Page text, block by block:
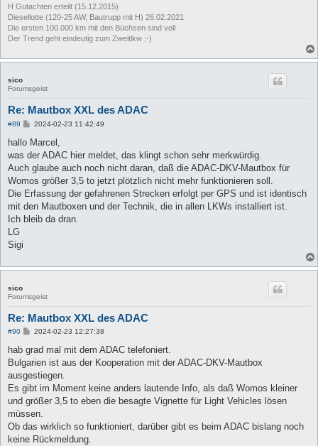
H Gutachten erteilt (15.12.2015)
Diesellotte (120-25 AW, Bautrupp mit H) 26.02.2021
Die ersten 100.000 km mit den Büchsen sind voll
Der Trend geht eindeutig zum Zweitlkw ;-)
sico
Forumsgeist
Re: Mautbox XXL des ADAC
#89
B
i
r
a
g
2024-02-23 11:42:49
hallo Marcel,
was der ADAC hier meldet, das klingt schon sehr merkwürdig.
Auch glaube auch noch nicht daran, daß die ADAC-DKV-Mautbox für
Womos größer 3,5 to jetzt plötzlich nicht mehr funktionieren soll.
Die Erfassung der gefahrenen Strecken erfolgt per GPS und ist identisch
mit den Mautboxen und der Technik, die in allen LKWs installiert ist.
Ich bleib da dran.
LG
Sigi
sico
Forumsgeist
Re: Mautbox XXL des ADAC
#90
B
i
r
a
2024-02-23 12:27:38
hab grad mal mit dem ADAC telefoniert.
Bulgarien ist aus der Kooperation mit der ADAC-DKV-Mautbox
ausgestiegen.
Es gibt im Moment keine anders lautende Info, als daß Womos kleiner
und größer 3,5 to eben die besagte Vignette für Light Vehicles lösen
müssen.
Ob das wirklich so funktioniert, darüber gibt es beim ADAC bislang noch
keine Rückmeldung.